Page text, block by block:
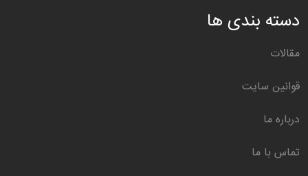
دسته بندی ها
مقالات
قوانین سایت
درباره ما
تماس با ما